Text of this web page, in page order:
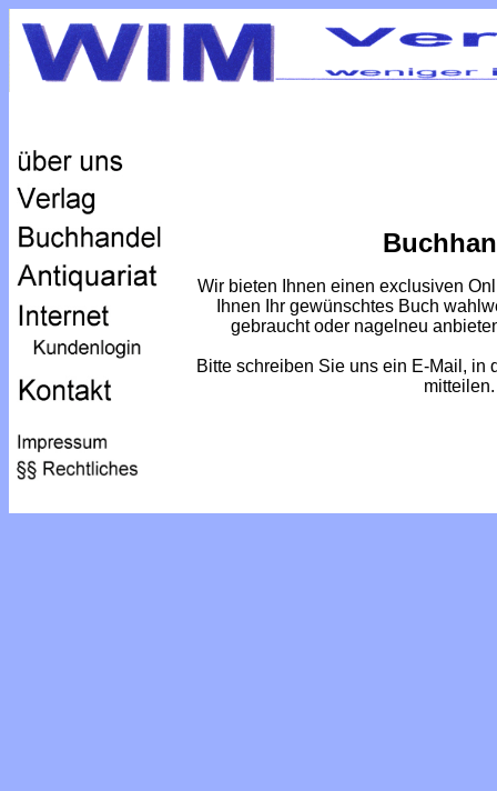
Wir bieten Ihnen einen exclusiven
Ihnen Ihr gewünschtes Buch
gebraucht oder nagelneu
Bitte schreiben Sie uns ein E-Mail, in
mitteilen.